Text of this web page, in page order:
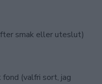
smak eller uteslut)
(valfri sort, jag